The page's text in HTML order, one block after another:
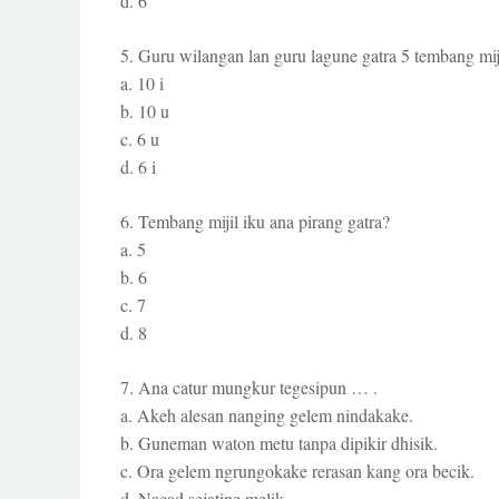
5. Guru wilangan lan guru lagune gatra 5 tembang
a. 10 i
b. 10 u
c. 6 u
d. 6 i
6. Tembang mijil iku ana pirang gatra?
a. 5
b. 6
c. 7
d. 8
7. Ana catur mungkur tegesipun … .
a. Akeh alesan nanging gelem nindakake.
b. Guneman waton metu tanpa dipikir dhisik.
c. Ora gelem ngrungokake rerasan kang ora becik.